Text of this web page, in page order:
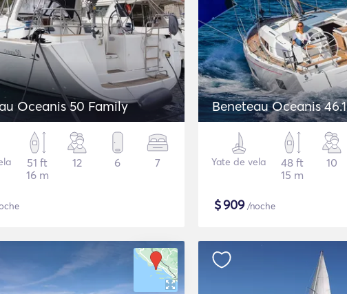
Oceanis 50 Family
51 ft
16 m
12 6 7
Beneteau Oceanis 46.1
Yate de vela
48 ft
15 m
10
$909/noche